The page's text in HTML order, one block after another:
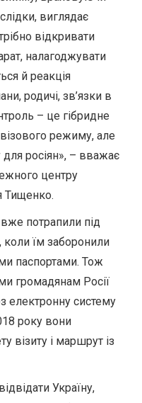
виглядає
відкривати
налагоджувати
й реакція
родичі, зв’язки в
– це гібридне
режиму, але
росіян», – вважає
центру
Тищенко.
потрапили під
їм заборонили
паспортами. Тож
громадянам Росії
електронну систему
року вони
візиту і маршрут із
Україну,